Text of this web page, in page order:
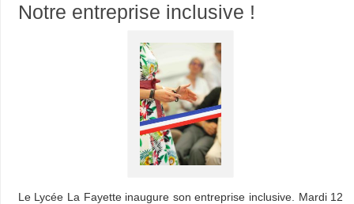
Notre entreprise inclusive !
Le Lycée La Fayette inaugure son entreprise inclusive. Mardi 12